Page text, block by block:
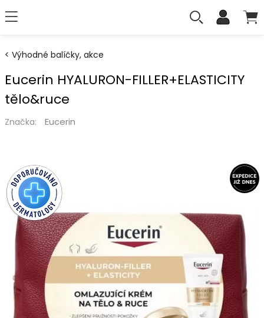
Výhodné balíčky, akce
Eucerin HYALURON-FILLER+ELASTICITY
tělo&ruce
Značka: Eucerin